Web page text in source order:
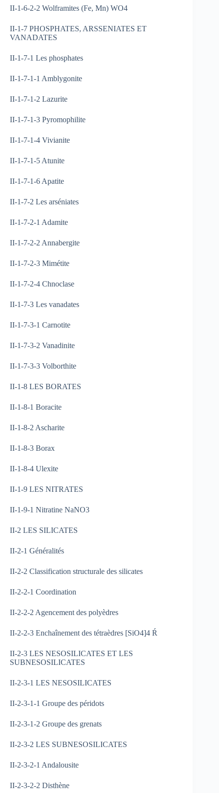
II-1-6-2-2 Wolframites (Fe, Mn) WO4
II-1-7 PHOSPHATES, ARSSENIATES ET
VANADATES
II-1-7-1 Les phosphates
II-1-7-1-1 Amblygonite
II-1-7-1-2 Lazurite
II-1-7-1-3 Pyromophilite
II-1-7-1-4 Vivianite
II-1-7-1-5 Atunite
II-1-7-1-6 Apatite
II-1-7-2 Les arséniates
II-1-7-2-1 Adamite
II-1-7-2-2 Annabergite
II-1-7-2-3 Mimétite
II-1-7-2-4 Chnoclase
II-1-7-3 Les vanadates
II-1-7-3-1 Carnotite
II-1-7-3-2 Vanadinite
II-1-7-3-3 Volborthite
II-1-8 LES BORATES
II-1-8-1 Boracite
II-1-8-2 Ascharite
II-1-8-3 Borax
II-1-8-4 Ulexite
II-1-9 LES NITRATES
II-1-9-1 Nitratine NaNO3
II-2 LES SILICATES
II-2-1 Généralités
II-2-2 Classification structurale des silicates
II-2-2-1 Coordination
II-2-2-2 Agencement des polyèdres
II-2-2-3 Enchaînement des tétraèdres [SiO4]4 Ŕ
II-2-3 LES NESOSILICATES ET LES
SUBNESOSILICATES
II-2-3-1 LES NESOSILICATES
II-2-3-1-1 Groupe des péridots
II-2-3-1-2 Groupe des grenats
II-2-3-2 LES SUBNESOSILICATES
II-2-3-2-1 Andalousite
II-2-3-2-2 Disthène